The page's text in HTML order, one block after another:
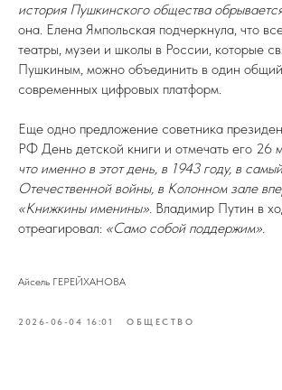
история Пушкинского общества
она. Елена Ямпольская подчеркнула, что
театры, музеи и школы в России, которые
Пушкиным, можно объединить в один
современных цифровых платформ.
Еще одно предложение советника
РФ День детской книги и отмечать его 26
что именно в этот день, в 1943 году, в
Отечественной войны, в Колонном зале
«Книжкины именины». Владимир Путин в
отреагировал: «Само собой поддержим».
Айсель ГЕРЕЙХАНОВА
2026-06-04 16:01 ОБЩЕСТВО